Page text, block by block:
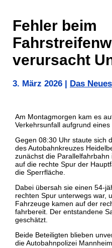
Fehler beim
verursacht
3. März 2026 Das
Am Montagmorgen kam es
Verkehrsunfall aufgrund
Gegen 08:30 Uhr staute sich
des Autobahnkreuzes
zunächst die
auf die rechte Spur der
die Sperrfläche.
Dabei übersah sie einen 54-
rechten Spur unterwegs war,
Fahrzeuge kamen auf der
fahrbereit. Der entstandene
geschätzt.
Beide Beteiligten blieben
die Autobahnpolizei